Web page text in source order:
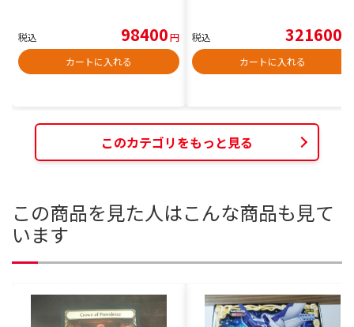
税込 98400円
カートに入れる
税込 321600
カートに入れる
このカテゴリをもっと見る
この商品を見た人はこんな商品も見て
います